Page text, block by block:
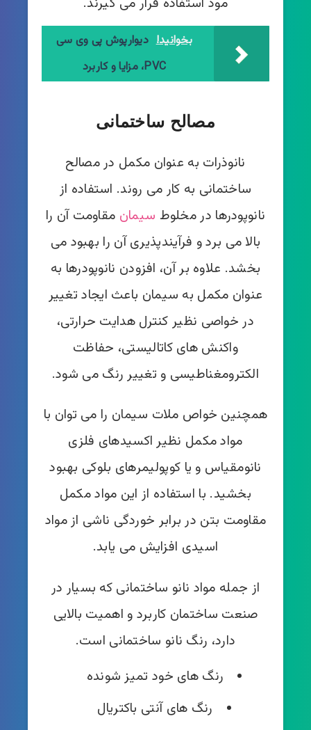
بخوانید! دیوارپوش پی وی سی
PVC، مزایا و کاربرد
مصالح ساختمانی
نانوذرات به عنوان مکمل در مصالح
ساختمانی به کار می روند. استفاده از
نانوپودرها در مخلوط سیمان مقاومت آن را
بالا می برد و فرآیندپذیری آن را بهبود می
بخشد. علاوه بر آن، افزودن نانوپودرها به
عنوان مکمل به سیمان باعث ایجاد تغییر
در خواصی نظیر کنترل هدایت حرارتی،
واکنش های کاتالیستی، حفاظت
الکترومغناطیسی و تغییر رنگ می شود.
همچنین خواص ملات سیمان را می توان با
مواد مکمل نظیر اکسیدهای فلزی
نانومقیاس و یا کوپولیمرهای بلوکی‌ بهبود
بخشید. با استفاده از این مواد مکمل
مقاومت بتن در برابر خوردگی ناشی از مواد
اسیدی افزایش می یابد.
از جمله مواد نانو ساختمانی که بسیار در
صنعت ساختمان کاربرد و اهمیت بالایی
دارد، رنگ نانو ساختمانی است.
رنگ های خود تمیز شونده
رنگ های آنتی باکتریال